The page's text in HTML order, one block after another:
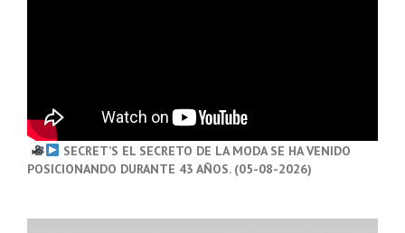
SECRET’S EL SECRETO DE LA MODA SE HA VENIDO
POSICIONANDO DURANTE 43 AÑOS. (05-08-2026)